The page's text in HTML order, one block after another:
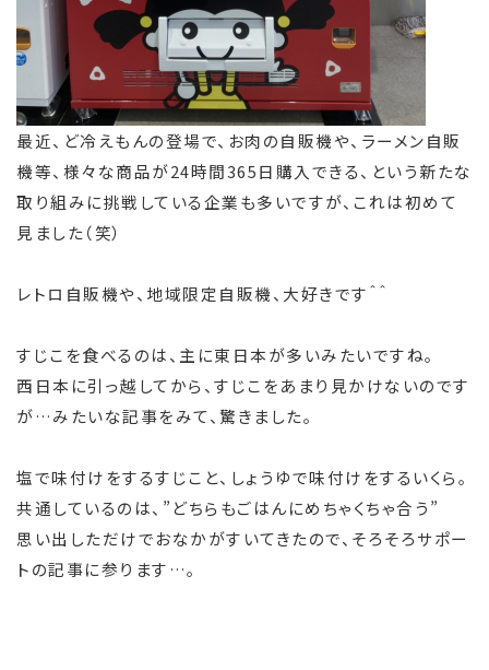
最近、ど冷えもんの登場で、お肉の自販機や、ラーメン自販
機等、様々な商品が24時間365日購入できる、という新たな
取り組みに挑戦している企業も多いですが、これは初めて
見ました（笑）
レトロ自販機や、地域限定自販機、大好きです＾＾
すじこを食べるのは、主に東日本が多いみたいですね。
西日本に引っ越してから、すじこをあまり見かけないのです
が…みたいな記事をみて、驚きました。
塩で味付けをするすじこと、しょうゆで味付けをするいくら。
共通しているのは、”どちらもごはんにめちゃくちゃ合う”
思い出しただけでおなかがすいてきたので、そろそろサポー
トの記事に参ります…。